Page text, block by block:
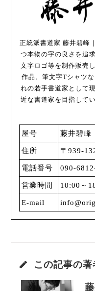
正統派書道家 藤井碧峰
つ本物の字の良さを追
文字ロゴ等を制作販売
作品、筆文字Tシャツ
れの若手書道家として
近な書道家を目指して
屋号 藤井碧峰
住所 〒939-
電話番号 090-
営業時間 10:00～
E-mail
この記事の著